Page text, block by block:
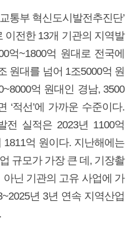
통부 혁신도시발전추진단’
이전한 13개 기관의 지역발
억~1800억 원대로 전국에
원대를 넘어 1조5000억 원
억 원대인 경남, 3500
‘적선’에 가까운 수준이다.
전 실적은 2023년 1100억
1811억 원이다. 지난해에는
규모가 가장 큰 데, 기장촬
닌 기관의 고유 사업에 가
년 3년 연속 지역산업